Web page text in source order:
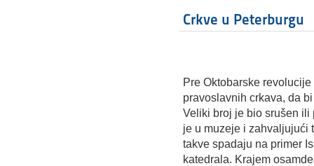
Crkve u Peterburgu
Pre Oktobarske
pravoslavnih crkava, da
Veliki broj je bio srušen ili
je u muzeje i zahvaljujući
takve spadaju na primer
katedrala. Krajem